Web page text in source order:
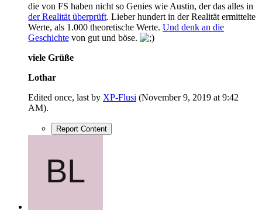
die von FS haben nicht so Genies wie Austin, der das alles in
der Realität überprüft. Lieber hundert in der Realität ermittelte
Werte, als 1.000 theoretische Werte. Und denk an die
Geschichte von gut und böse.
viele Grüße
Lothar
Edited once, last by XP-Flusi (November 9, 2019 at 9:42
AM).
Report Content